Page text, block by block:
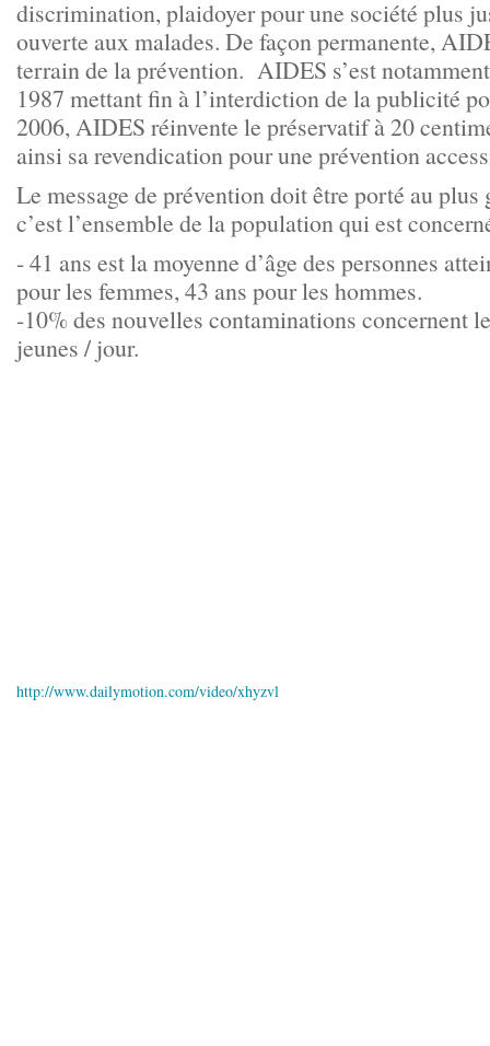
discrimination, plaidoyer pour une société plus
ouverte aux malades. De façon permanente,
terrain de la prévention. AIDES s’est
1987 mettant fin à l’interdiction de la publicité
2006, AIDES réinvente le préservatif à 20
ainsi sa revendication pour une prévention
Le message de prévention doit être porté au plus
c’est l’ensemble de la population qui est
- 41 ans est la moyenne d’âge des personnes
pour les femmes, 43 ans pour les hommes.
-10% des nouvelles contaminations concernent
jeunes / jour.
http://www.dailymotion.com/video/xhyzvl